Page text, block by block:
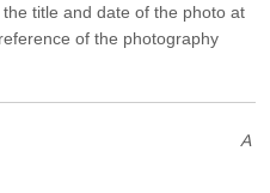
the title and date of the photo at
of the photography
A